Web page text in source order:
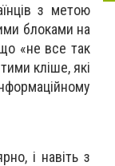
з метою
блоками на
«не все так
кліше, які
і навіть з